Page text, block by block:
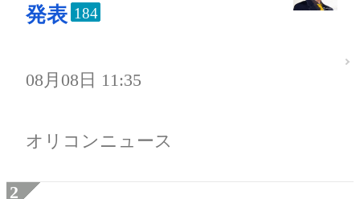
発表 184
08月08日 11:35
オリコンニュース